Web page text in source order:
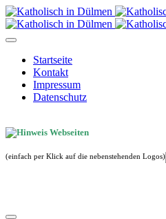
Startseite
Kontakt
Impressum
Datenschutz
(einfach per Klick auf die nebenstehenden Logos)